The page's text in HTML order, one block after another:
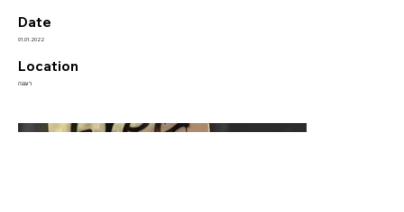
Date
01.01.2022
Location
רעננה